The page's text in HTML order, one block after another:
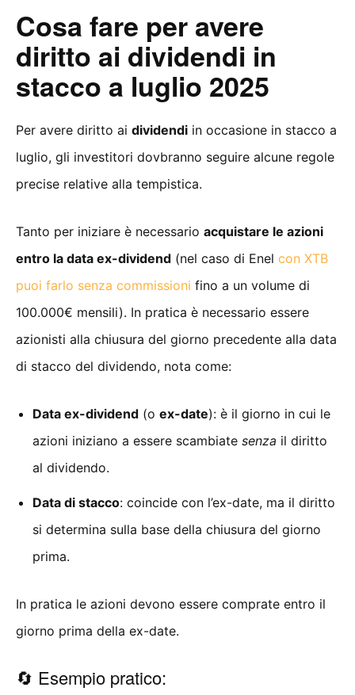
Cosa fare per avere
diritto ai dividendi in
stacco a luglio 2025
Per avere diritto ai dividendi in occasione in stacco a
luglio, gli investitori dovbranno seguire alcune regole
precise relative alla tempistica.
Tanto per iniziare è necessario acquistare le azioni
entro la data ex-dividend (nel caso di Enel con XTB
puoi farlo senza commissioni fino a un volume di
100.000€ mensili). In pratica è necessario essere
azionisti alla chiusura del giorno precedente alla data
di stacco del dividendo, nota come:
Data ex-dividend (o ex-date): è il giorno in cui le
azioni iniziano a essere scambiate senza il diritto
al dividendo.
Data di stacco: coincide con l’ex-date, ma il diritto
si determina sulla base della chiusura del giorno
prima.
In pratica le azioni devono essere comprate entro il
giorno prima della ex-date.
🔄 Esempio pratico: